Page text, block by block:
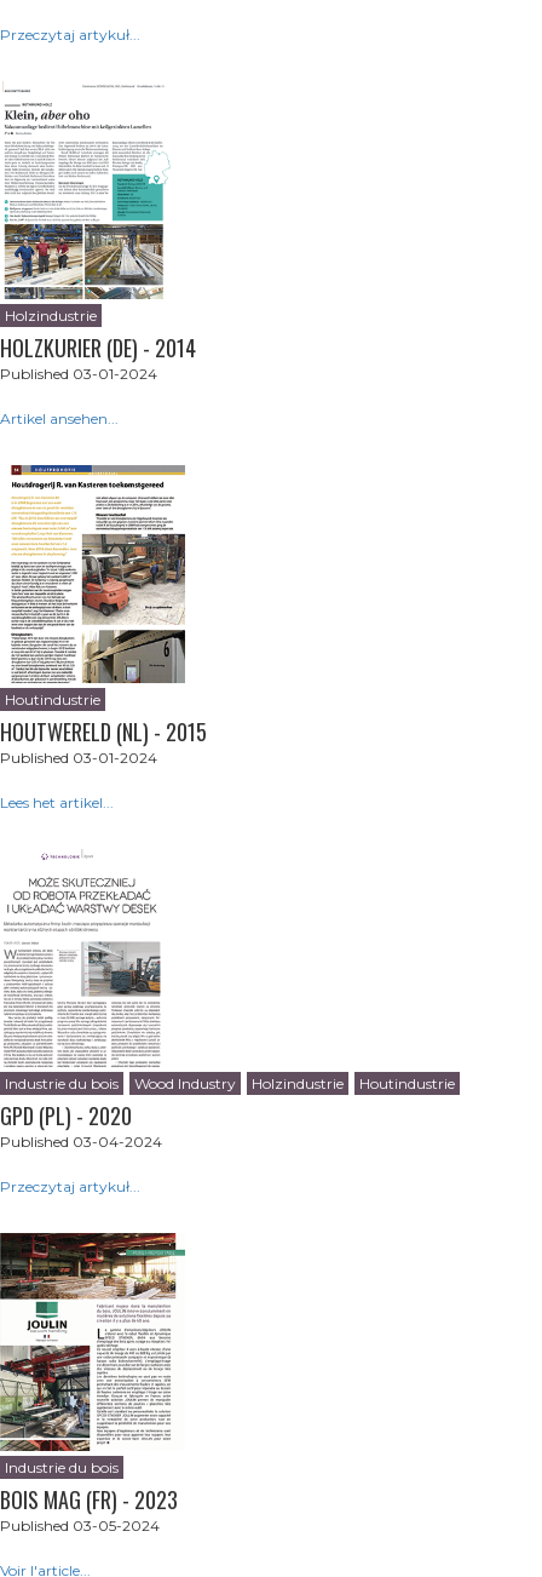
Przeczytaj artykuł...
Holzindustrie
HOLZKURIER (DE) - 2014
Published 03-01-2024
Artikel ansehen...
Houtindustrie
HOUTWERELD (NL) - 2015
Published 03-01-2024
Lees het artikel...
Industrie du bois Wood Industry Holzindustrie Houtindustrie
GPD (PL) - 2020
Published 03-04-2024
Przeczytaj artykuł...
Industrie du bois
BOIS MAG (FR) - 2023
Published 03-05-2024
Voir l'article...